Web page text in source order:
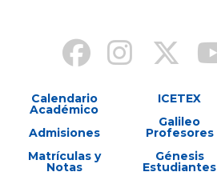
Calendario
Académico
Admisiones
Matrículas y
Notas
ICETEX
Galileo
Profesores
Génesis
Estudiantes